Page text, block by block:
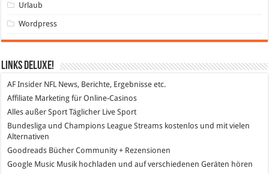
Urlaub
Wordpress
Links DeLuXe!
AF Insider NFL News, Berichte, Ergebnisse etc.
Affiliate Marketing für Online-Casinos
Alles außer SportTäglicher Live Sport
Bundesliga und Champions League Streams kostenlos und mit vielen
Alternativen
Goodreads Bücher Community + Rezensionen
Google Music Musik hochladen und auf verschiedenen Geräten hören